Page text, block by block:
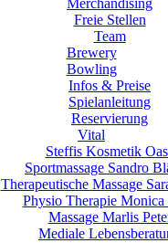
Merchandising
Freie Stellen
Team
Brewery
Bowling
Infos & Preise
Spielanleitung
Reservierung
Vital
Steffis Kosmetik
Sportmassage Sandro
Therapeutische Massage
Physio Therapie Monica
Massage Marlis
Mediale